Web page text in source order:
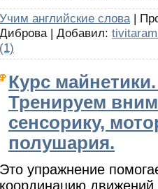
Учим английские слова |
Диброва | Добавил:
(1)
Курс
Тренируем
сенсорику,
полушария.
Это упражнение
координацию